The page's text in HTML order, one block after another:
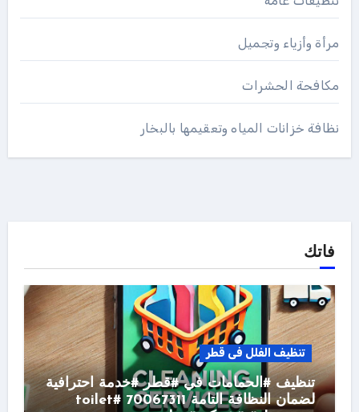
مرأة وأزياء وتجميل
مكافحة الحشرات
نظافة خزانات المياه وتعقيمها بالبخار
فاتك
تنظيف الفلل فى قطر
تنظيف #الحمامات في #قطر #خدمة احترافية
لضمان النظافة التامة 70067311 #toilet